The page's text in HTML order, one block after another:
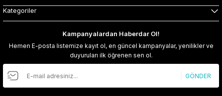
Kategoriler
Kampanyalardan Haberdar Ol!
Hemen E-posta listemize kayıt ol, en güncel kampanyalar, yenilikler ve
duyuruları ilk öğrenen sen ol.
GÖNDER